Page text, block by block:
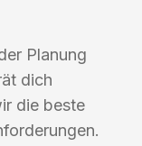
Planung
dich
die beste